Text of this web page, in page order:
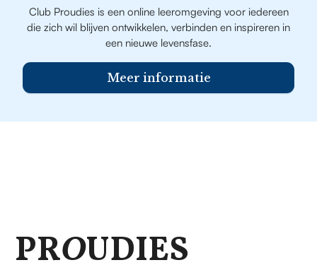
Club Proudies is een online leeromgeving voor iedereen
die zich wil blijven ontwikkelen, verbinden en inspireren in
een nieuwe levensfase.
Meer informatie
PROUDIES